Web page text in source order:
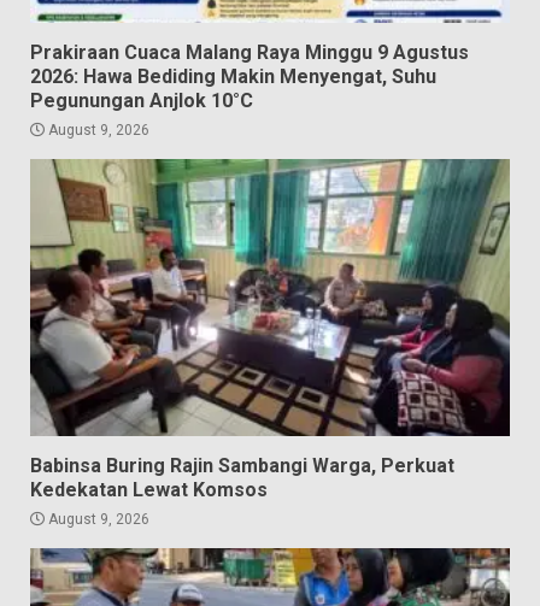
Prakiraan Cuaca Malang Raya Minggu 9 Agustus
2026: Hawa Bediding Makin Menyengat, Suhu
Pegunungan Anjlok 10°C
August 9, 2026
Babinsa Buring Rajin Sambangi Warga, Perkuat
Kedekatan Lewat Komsos
August 9, 2026